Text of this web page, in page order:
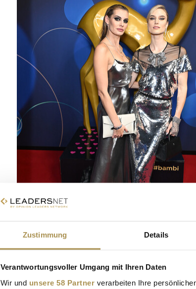
Zustimmung Details
Verantwortungsvoller Umgang mit Ihren Daten
Wir und unsere 58 Partner verarbeiten Ihre